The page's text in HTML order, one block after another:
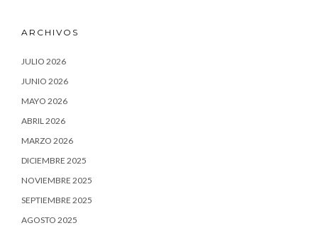
ARCHIVOS
JULIO 2026
JUNIO 2026
MAYO 2026
ABRIL 2026
MARZO 2026
DICIEMBRE 2025
NOVIEMBRE 2025
SEPTIEMBRE 2025
AGOSTO 2025